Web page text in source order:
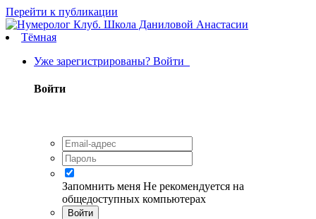
Перейти к публикации
Тёмная
Уже зарегистрированы? Войти
Войти
Запомнить меня Не рекомендуется на
общедоступных компьютерах
Войти